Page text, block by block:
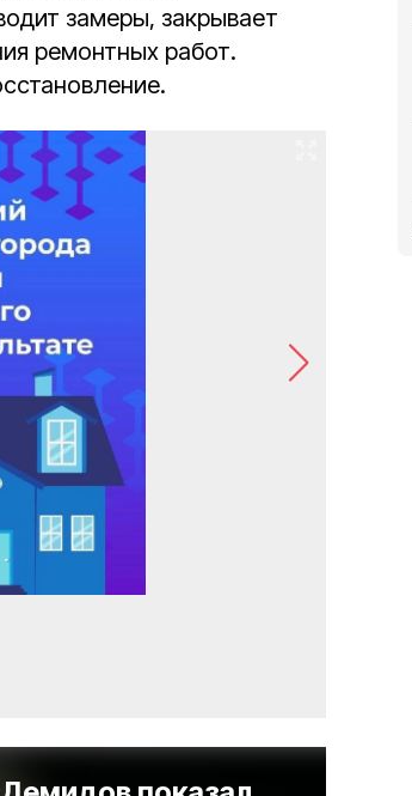
замеры, закрывает
ремонтных работ.